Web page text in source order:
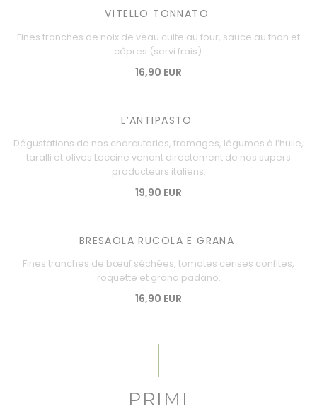
VITELLO TONNATO
Fines tranches de noix de veau cuite au four, sauce au thon et
câpres (servi frais).
16,90 EUR
L’ANTIPASTO
Dégustations de nos charcuteries, fromages, légumes à l’huile,
taralli et olives Leccine venant directement de nos supers
producteurs italiens.
19,90 EUR
BRESAOLA RUCOLA E GRANA
Fines tranches de bœuf séchées, tomates cerises confites,
roquette et grana padano.
16,90 EUR
PRIMI